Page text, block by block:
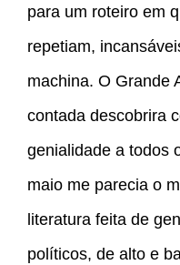
para um roteiro em
repetiam,
machina. O Grande
contada descobrira
genialidade a todos
maio me parecia o
literatura feita de
políticos, de alto e